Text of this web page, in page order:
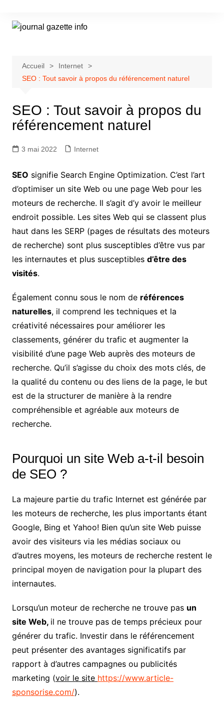
contenu
Accueil
Internet
SEO : Tout savoir à propos du référencement naturel
SEO : Tout savoir à propos du
référencement naturel
3 mai 2022 Internet
SEO signifie Search Engine Optimization. C’est l’art
d’optimiser un site Web ou une page Web pour les
moteurs de recherche. Il s’agit d’y avoir le meilleur
endroit possible. Les sites Web qui se classent plus
haut dans les SERP (pages de résultats des moteurs
de recherche) sont plus susceptibles d’être vus par
les internautes et plus susceptibles d’être des
visités.
Également connu sous le nom de références
naturelles, il comprend les techniques et la
créativité nécessaires pour améliorer les
classements, générer du trafic et augmenter la
visibilité d’une page Web auprès des moteurs de
recherche. Qu’il s’agisse du choix des mots clés, de
la qualité du contenu ou des liens de la page, le but
est de la structurer de manière à la rendre
compréhensible et agréable aux moteurs de
recherche.
Pourquoi un site Web a-t-il besoin
de SEO ?
La majeure partie du trafic Internet est générée par
les moteurs de recherche, les plus importants étant
Google, Bing et Yahoo! Bien qu’un site Web puisse
avoir des visiteurs via les médias sociaux ou
d’autres moyens, les moteurs de recherche restent le
principal moyen de navigation pour la plupart des
internautes.
Lorsqu’un moteur de recherche ne trouve pas un
site Web, il ne trouve pas de temps précieux pour
générer du trafic. Investir dans le référencement
peut présenter des avantages significatifs par
rapport à d’autres campagnes ou publicités
marketing (voir le site https://www.article-
sponsorise.com/).